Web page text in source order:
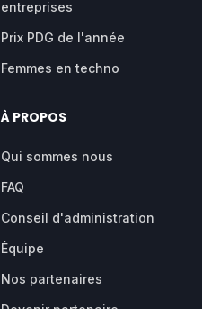
entreprises
Prix PDG de l'année
Femmes en techno
À PROPOS
Qui sommes nous
FAQ
Conseil d'administration
Équipe
Nos partenaires